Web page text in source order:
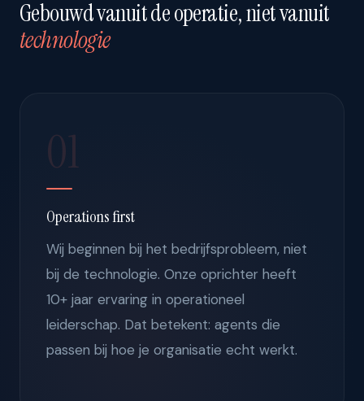
Gebouwd vanuit de operatie, niet vanuit
technologie
01
Operations first
Wij beginnen bij het bedrijfsprobleem, niet
bij de technologie. Onze oprichter heeft
10+ jaar ervaring in operationeel
leiderschap. Dat betekent: agents die
passen bij hoe je organisatie echt werkt.